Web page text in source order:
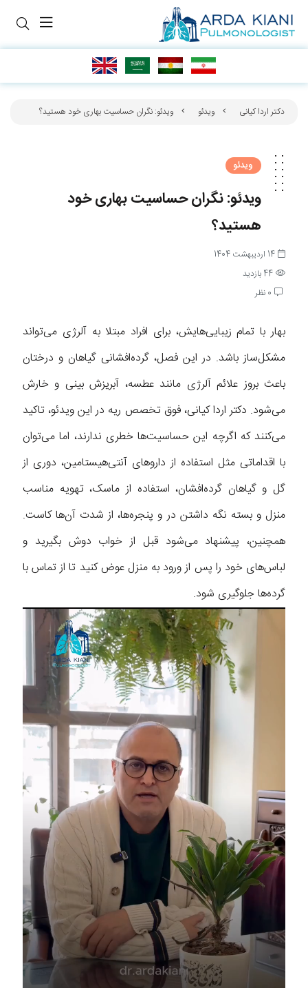
دکتر اردا کیانی ویدئو ویدئو: نگران حساسیت بهاری خود هستید؟
ویدئو
ویدئو: نگران حساسیت بهاری خود
هستید؟
14 اردیبهشت 1404
44 بازدید
0 نظر
بهار با تمام زیبایی‌هایش، برای افراد مبتلا به آلرژی می‌تواند
مشکل‌ساز باشد. در این فصل، گرده‌افشانی گیاهان و درختان
باعث بروز علائم آلرژی مانند عطسه، آبریزش بینی و خارش
می‌شود. دکتر اردا کیانی، فوق تخصص ریه در این ویدئو، تاکید
می‌کنند که اگرچه این حساسیت‌ها خطری ندارند، اما می‌توان
با اقداماتی مثل استفاده از داروهای آنتی‌هیستامین، دوری از
گل و گیاهان گرده‌افشان، استفاده از ماسک، تهویه مناسب
منزل و بسته نگه داشتن در و پنجره‌ها، از شدت آن‌ها کاست.
همچنین، پیشنهاد می‌شود قبل از خواب دوش بگیرید و
لباس‌های خود را پس از ورود به منزل عوض کنید تا از تماس با
گرده‌ها جلوگیری شود.